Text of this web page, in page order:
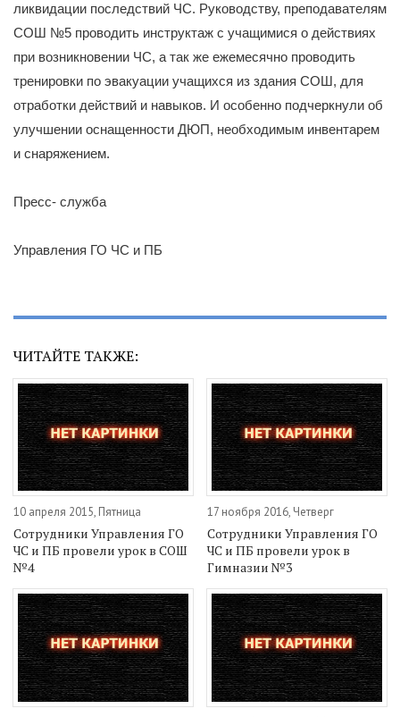
ликвидации последствий ЧС. Руководству, преподавателям
СОШ №5 проводить инструктаж с учащимися о действиях
при возникновении ЧС, а так же ежемесячно проводить
тренировки по эвакуации учащихся из здания СОШ, для
отработки действий и навыков. И особенно подчеркнули об
улучшении оснащенности ДЮП, необходимым инвентарем
и снаряжением.
Пресс- служба
Управления ГО ЧС и ПБ
ЧИТАЙТЕ ТАКЖЕ:
10 апреля 2015, Пятница
Сотрудники Управления ГО
ЧС и ПБ провели урок в СОШ
№4
17 ноября 2016, Четверг
Сотрудники Управления ГО
ЧС и ПБ провели урок в
Гимназии №3